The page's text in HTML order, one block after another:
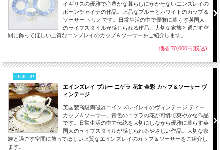
イギリスの優雅で心豊かな暮らしにかかせないエンズレイの
ボーンチャイナの作品。上品なブルーとホワイトのカップ＆
ソーサー トリオです。日常生活の中で優雅に暮らす英国人
のライフスタイルが感じられる作品。大切な家族と過ごす空
間に飾ってほしい上質なエンズレイのカップ＆ソーサーをご紹介します。
価格:70,000円(税込)
PICK UP
エインズレイ ブルー ニゲラ 花文 金彩 カップ＆ソーサー ヴ
ィンテージ
英国製高級陶磁器エインズレイレイのヴィンテージ ティー
カップ＆ソーサー。青色のニゲラの花が可憐で爽やかな作品
です。日常生活の中で伝統を大切にしながら優雅に暮らす英
国人のライフスタイルが感じられるやさしい作品。大切な家
族と過ごす空間に飾ってほしい上質なエインズレイのカップ＆ソーサーをご紹介し
ます。